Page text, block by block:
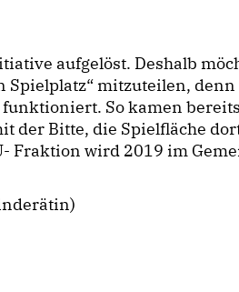
aufgelöst. Deshalb
mitzuteilen,
So kamen
der Bitte, die Spielfläche
Fraktion wird 2019 im